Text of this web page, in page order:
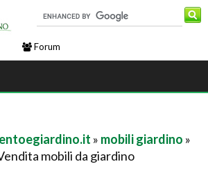
Forum
» mobili giardino »
mobili da giardino